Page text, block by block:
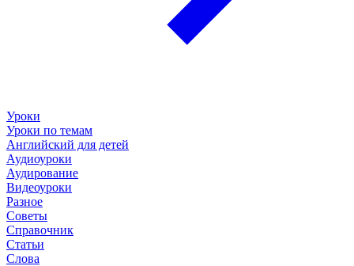
Уроки
Уроки по темам
Английский для детей
Аудиоуроки
Аудирование
Видеоуроки
Разное
Советы
Справочник
Статьи
Слова